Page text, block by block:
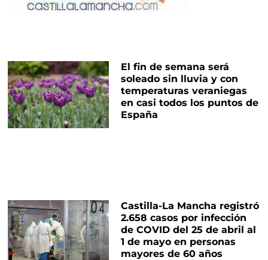
El fin de semana será
soleado sin lluvia y con
temperaturas veraniegas
en casi todos los puntos de
España
Castilla-La Mancha registró
2.658 casos por infección
de COVID del 25 de abril al
1 de mayo en personas
mayores de 60 años